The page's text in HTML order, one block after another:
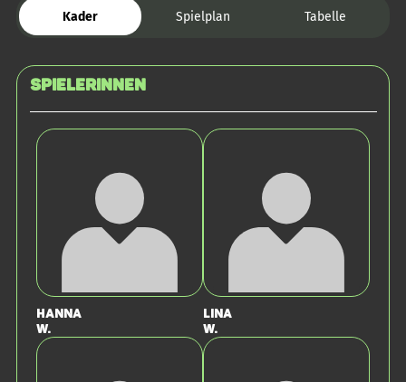
Kader Spielplan Tabelle
SPIELERINNEN
Hanna
W.
Lina
W.